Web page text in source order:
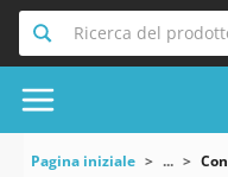
Ricerca del
Pagina iniziale ...